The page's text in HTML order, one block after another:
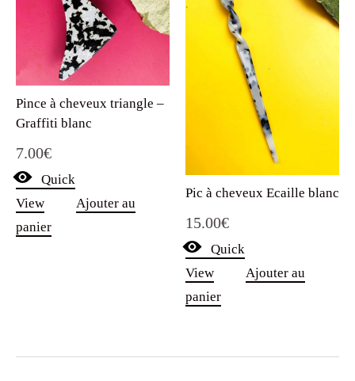
Pince à cheveux triangle –
Graffiti blanc
7.00€
Quick
View
Ajouter au
panier
Pic à cheveux Ecaille blanc
15.00€
Quick
View
Ajouter au
panier